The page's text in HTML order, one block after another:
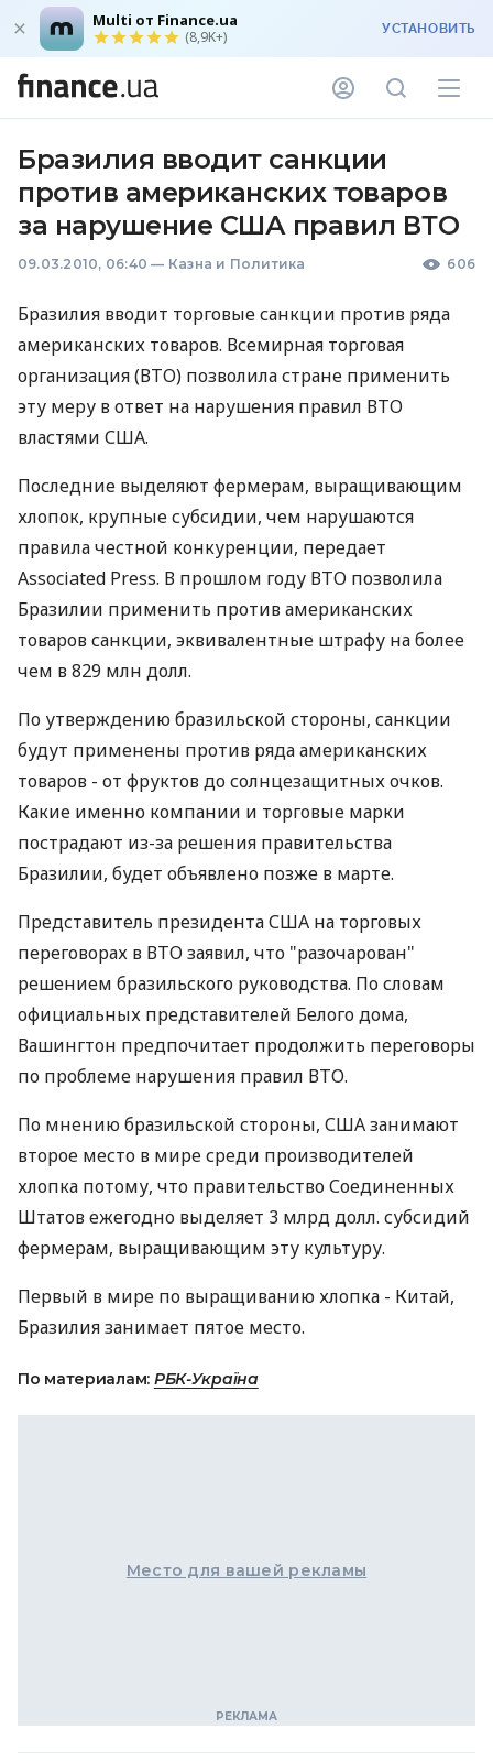
Multi от Finance.ua
(8,9K+) УСТАНОВИТЬ
Бразилия вводит санкции
против американских товаров
за нарушение США правил ВТО
09.03.2010, 06:40 — Казна и Политика 606
Бразилия вводит торговые санкции против ряда
американских товаров. Всемирная торговая
организация (ВТО) позволила стране применить
эту меру в ответ на нарушения правил ВТО
властями США.
Последние выделяют фермерам, выращивающим
хлопок, крупные субсидии, чем нарушаются
правила честной конкуренции, передает
Associated Press. В прошлом году ВТО позволила
Бразилии применить против американских
товаров санкции, эквивалентные штрафу на более
чем в 829 млн долл.
По утверждению бразильской стороны, санкции
будут применены против ряда американских
товаров - от фруктов до солнцезащитных очков.
Какие именно компании и торговые марки
пострадают из-за решения правительства
Бразилии, будет объявлено позже в марте.
Представитель президента США на торговых
переговорах в ВТО заявил, что "разочарован"
решением бразильского руководства. По словам
официальных представителей Белого дома,
Вашингтон предпочитает продолжить переговоры
по проблеме нарушения правил ВТО.
По мнению бразильской стороны, США занимают
второе место в мире среди производителей
хлопка потому, что правительство Соединенных
Штатов ежегодно выделяет 3 млрд долл. субсидий
фермерам, выращивающим эту культуру.
Первый в мире по выращиванию хлопка - Китай,
Бразилия занимает пятое место.
По материалам: РБК-Україна
Место для вашей рекламы